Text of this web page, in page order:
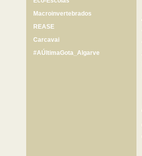
Macroinvertebrados
REASE
Carcavai
#AÚltimaGota_Algarve